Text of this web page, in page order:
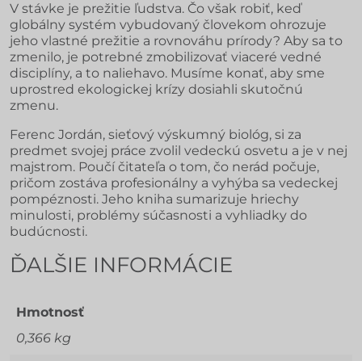
V stávke je prežitie ľudstva. Čo však robiť, keď
globálny systém vybudovaný človekom ohrozuje
jeho vlastné prežitie a rovnováhu prírody? Aby sa to
zmenilo, je potrebné zmobilizovať viaceré vedné
disciplíny, a to naliehavo. Musíme konať, aby sme
uprostred ekologickej krízy dosiahli skutočnú
zmenu.
Ferenc Jordán, sieťový výskumný biológ, si za
predmet svojej práce zvolil vedeckú osvetu a je v nej
majstrom. Poučí čitateľa o tom, čo nerád počuje,
pričom zostáva profesionálny a vyhýba sa vedeckej
pompéznosti. Jeho kniha sumarizuje hriechy
minulosti, problémy súčasnosti a vyhliadky do
budúcnosti.
ĎALŠIE INFORMÁCIE
Hmotnosť
0,366 kg